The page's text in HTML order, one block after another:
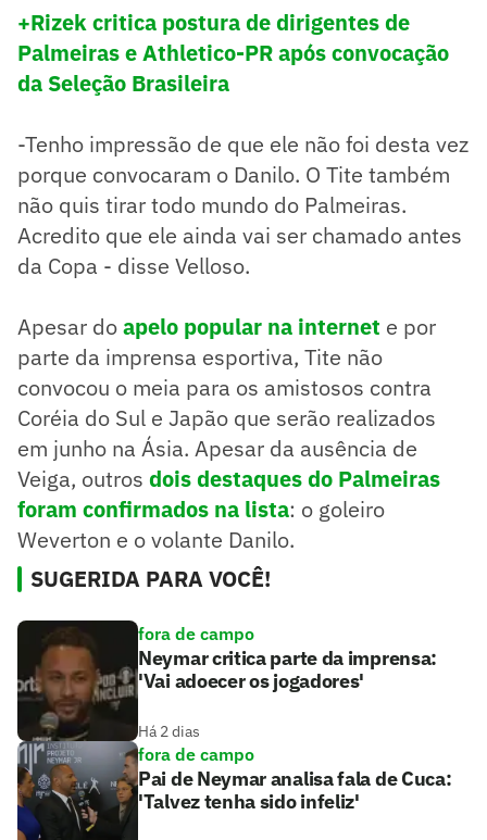
+Rizek critica postura de dirigentes de
Palmeiras e Athletico-PR após convocação
da Seleção Brasileira
-Tenho impressão de que ele não foi desta vez
porque convocaram o Danilo. O Tite também
não quis tirar todo mundo do Palmeiras.
Acredito que ele ainda vai ser chamado antes
da Copa - disse Velloso.
Apesar doapelo popular na internet e por
parte da imprensa esportiva, Tite não
convocou o meia para os amistosos contra
Coréia do Sul e Japão que serão realizados
em junho na Ásia. Apesar da ausência de
Veiga, outros dois destaques do Palmeiras
foram confirmados na lista: o goleiro
Weverton e o volante Danilo.
SUGERIDA PARA VOCÊ!
fora de campo
Neymar critica parte da imprensa:
'Vai adoecer os jogadores'
Há 2 dias
fora de campo
Pai de Neymar analisa fala de Cuca:
'Talvez tenha sido infeliz'